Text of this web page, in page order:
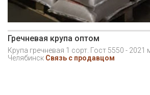
Гречневая крупа оптом
Крупа гречневая 1 сорт. Гост 5550 - 2021
Челябинск Связь с продавцом